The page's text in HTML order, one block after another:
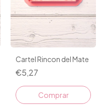
Cartel Rincon del Mate
€5,27
Comprar